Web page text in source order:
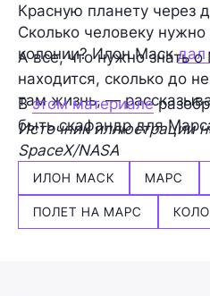
Красную планету через
Сколько человеку
колонии? Илон Маскдал
А все, что нужно знать
находится, сколько до
там жизнь, —
Вэтом материале
быть скафандр для
Источник иллюстрации
SpaceX/NASA
ИЛОН МАСК МАРС
ПОЛЕТ НА МАРС